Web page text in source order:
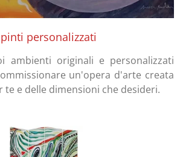
personalizzati
ambienti originali e personalizzati
un'opera d'arte creata
e delle dimensioni che desideri.